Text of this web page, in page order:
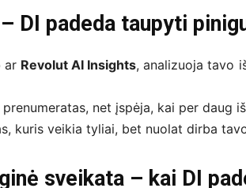
DI padeda taupyti
ar Revolut AI Insights, analizuoja tavo
net įspėja, kai per daug
kuris veikia tyliai, bet nuolat dirba
sveikata – kai DI